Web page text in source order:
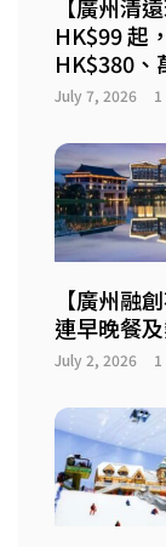
【廣州清
HK$99 起
HK$380、
July 7, 2026
【廣州融
連早晚餐
July 2, 2026